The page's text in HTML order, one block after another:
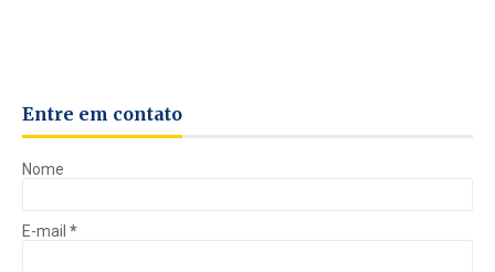
Entre em contato
Nome
E-mail *